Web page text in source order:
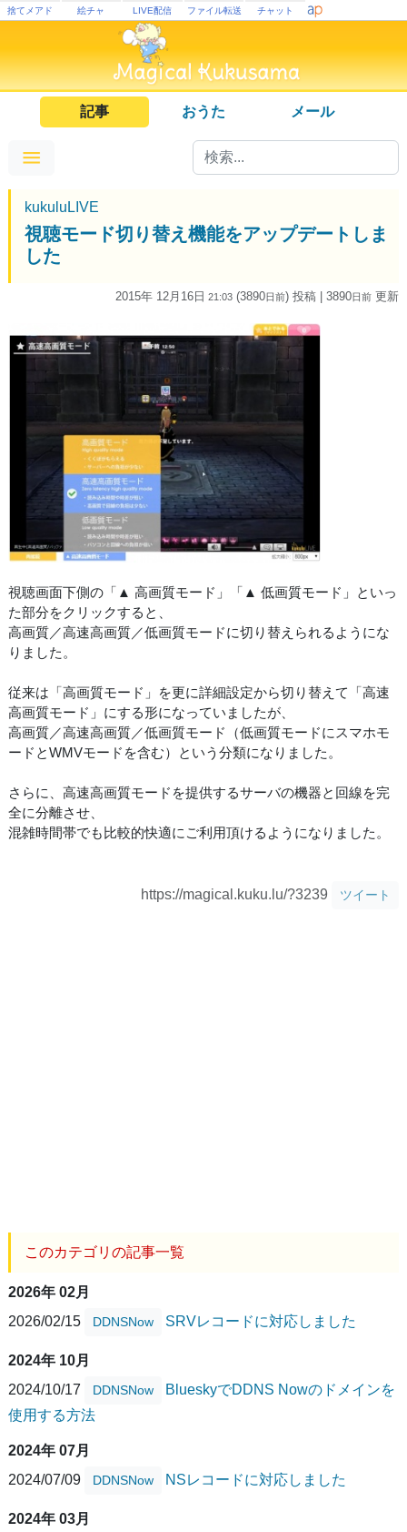
捨てメアド 絵チャ LIVE配信 ファイル転送 チャット
記事 おうた メール
kukuluLIVE
視聴モード切り替え機能をアップデートしま
した
2015年 12月16日 21:03 (3890日前) 投稿 | 3890日前 更新
視聴画面下側の「▲ 高画質モード」「▲ 低画質モード」といっ
た部分をクリックすると、
高画質／高速高画質／低画質モードに切り替えられるようにな
りました。
従来は「高画質モード」を更に詳細設定から切り替えて「高速
高画質モード」にする形になっていましたが、
高画質／高速高画質／低画質モード（低画質モードにスマホモ
ードとWMVモードを含む）という分類になりました。
さらに、高速高画質モードを提供するサーバの機器と回線を完
全に分離させ、
混雑時間帯でも比較的快適にご利用頂けるようになりました。
https://magical.kuku.lu/?3239 ツイート
このカテゴリの記事一覧
2026年 02月
2026/02/15
DDNSNow SRVレコードに対応しました
2024年 10月
2024/10/17
DDNSNow
BlueskyでDDNS Nowのドメインを
使用する方法
2024年 07月
2024/07/09
DDNSNow NSレコードに対応しました
2024年 03月